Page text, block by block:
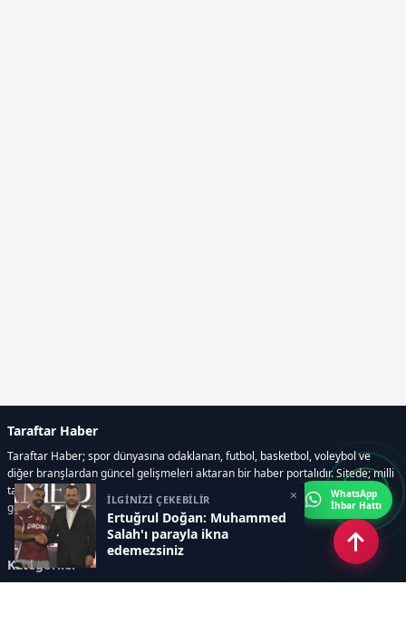
İLGİNİZİ ÇEKEBİLİR
Ertuğrul Doğan: Muhammed
Salah'ı parayla ikna
edemezsiniz
×
Taraftar Haber
Taraftar Haber; spor dünyasına odaklanan, futbol, basketbol, voleybol ve
diğer branşlardan güncel gelişmeleri aktaran bir haber portalıdır. Sitede; milli
takım maçları, Dünya Kupası haberleri, EuroLeague karşılaşmaları, transfer
gelişmeleri, sporcuların biyografileri, anketler yer almaktadır.
Kategoriler
WhatsApp
İhbar Hattı